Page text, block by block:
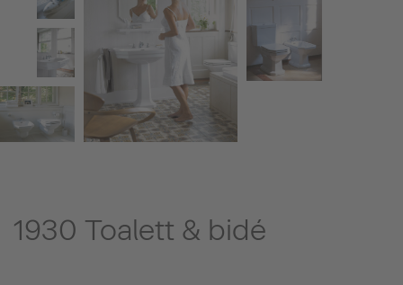
1930 Toalett & bidé